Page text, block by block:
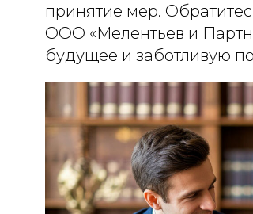
принятие мер.
ООО «Мелентьев и
будущее и заботливую